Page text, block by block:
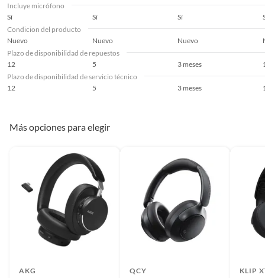
Resistente al agua
Deportivo Sí
disponibilidad de
servicio técnico
Condicion del
producto
Nuevo
Incluye micrófono
Sí
Sí Sí
Condicion del producto
Nuevo
Nuevo Nuevo
Plazo de disponibilidad de repuestos
12
5 3 meses
Plazo de disponibilidad de servicio técnico
12
5 3 meses
Más opciones para elegir
AKG QCY KLIP